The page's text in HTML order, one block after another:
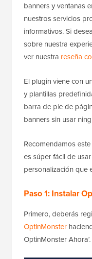
banners y ventanas
nuestros servicios
informativos. Si
sobre nuestra
ver nuestra reseña
El plugin viene con
y plantillas
barra de pie de
banners sin usar
Recomendamos
es súper fácil de
personalización que
Paso 1: Instalar
Primero, deberás
OptinMonster
OptinMonster Ahora’.